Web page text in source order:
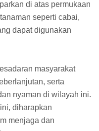
di atas permukaan
seperti cabai,
dapat digunakan
masyarakat
serta
nyaman di wilayah ini.
diharapkan
menjaga dan